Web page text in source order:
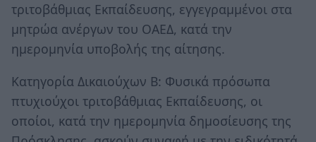
τριτοβάθμιας Εκπαίδευσης, εγγεγραμμένοι στα
μητρώα ανέργων του ΟΑΕΔ, κατά την
ημερομηνία υποβολής της αίτησης.
Κατηγορία Δικαιούχων Β: Φυσικά πρόσωπα
πτυχιούχοι τριτοβάθμιας Εκπαίδευσης, οι
οποίοι, κατά την ημερομηνία δημοσίευσης της